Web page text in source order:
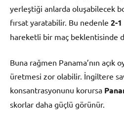
yerleştiği anlarda oluşabilecek
fırsat yaratabilir. Bu nedenle 2-
hareketli bir maç beklentisinde
Buna rağmen Panama’nın açık
üretmesi zor olabilir. İngiltere
konsantrasyonunu korursa
skorlar daha güçlü görünür.